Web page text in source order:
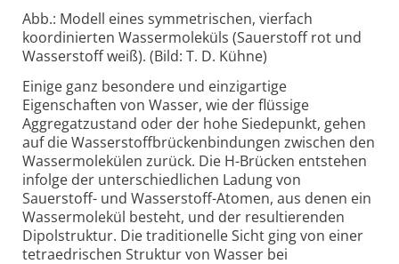
Abb.: Modell eines symmetrischen, vierfach
koordinierten Wassermoleküls (Sauerstoff rot und
Wasserstoff weiß). (Bild: T. D. Kühne)
Einige ganz besondere und einzigartige
Eigenschaften von Wasser, wie der flüssige
Aggregatzustand oder der hohe Siedepunkt, gehen
auf die Wasserstoffbrückenbindungen zwischen den
Wassermolekülen zurück. Die H-Brücken entstehen
infolge der unterschiedlichen Ladung von
Sauerstoff- und Wasserstoff-Atomen, aus denen ein
Wassermolekül besteht, und der resultierenden
Dipolstruktur. Die traditionelle Sicht ging von einer
tetraedrischen Struktur von Wasser bei